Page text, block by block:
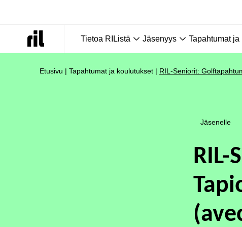
Tietoa RIListä Jäsenyys Tapahtumat
Etusivu | Tapahtumat ja koulutukset | RIL-Seniorit:
Jäsenelle